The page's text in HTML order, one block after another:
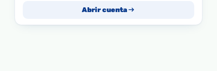
Abrir cuenta